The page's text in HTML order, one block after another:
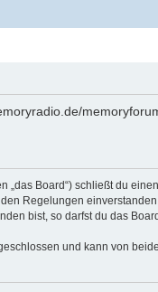
„das Board“) schließt du
Regelungen
bist, so darfst du das
und kann von